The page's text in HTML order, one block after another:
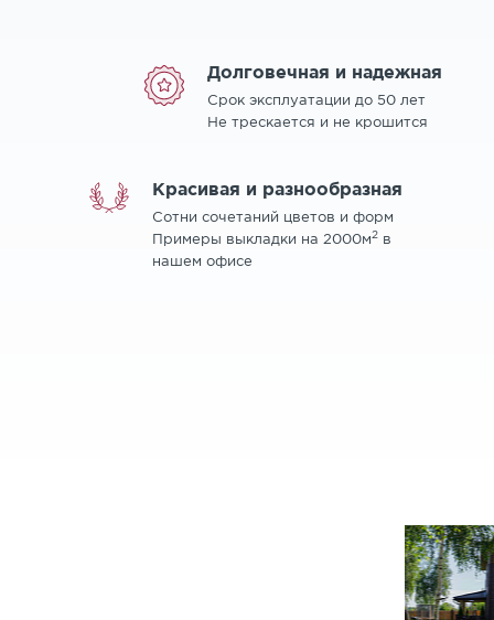
Долговечная и надежная
Срок эксплуатации до 50 лет
Не трескается и не крошится
Красивая и разнообразная
Сотни сочетаний цветов и форм
Примеры выкладки на 2000м2в
нашем офисе